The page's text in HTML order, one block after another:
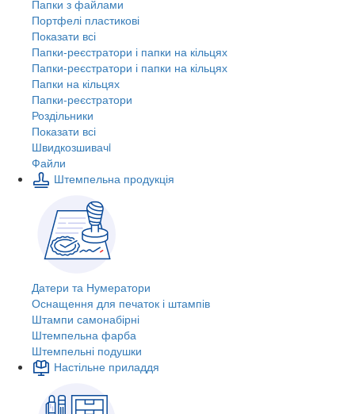
Папки з файлами
Портфелі пластикові
Показати всі
Папки-реєстратори і папки на кільцях
Папки-реєстратори і папки на кільцях
Папки на кільцях
Папки-реєстратори
Роздільники
Показати всі
Швидкозшивачi
Файли
Штемпельна продукція
Датери та Нумератори
Оснащення для печаток і штампів
Штампи самонабірні
Штемпельна фарба
Штемпельні подушки
Настільне приладдя